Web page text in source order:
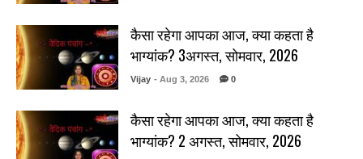
कैसा रहेगा आपका आज, क्या कहता है
भाग्यांक? 3अगस्त, सोमवार, 2026
Vijay - Aug 3, 2026 0
कैसा रहेगा आपका आज, क्या कहता है
भाग्यांक? 2 अगस्त, सोमवार, 2026